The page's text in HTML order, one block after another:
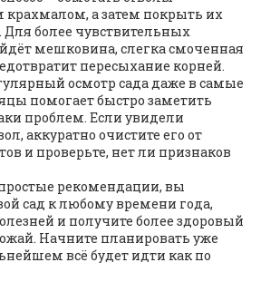
а затем покрыть их
Для более чувствительных
мешковина, слегка смоченная
пересыхание корней.
осмотр сада даже в самые
помогает быстро заметить
проблем. Если увидели
аккуратно очистите его от
и проверьте, нет ли признаков
рекомендации, вы
сад к любому времени года,
и получите более здоровый
Начните планировать уже
всё будет идти как по